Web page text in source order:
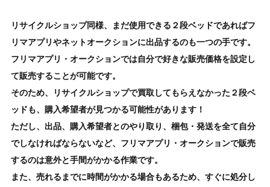
リサイクルショップ同様、まだ使用できる ２段ベッドであればフ
リマアプリやネットオークションに出品するのも一つの手です。
フリマアプリ・オークションでは自分で好きな販売価格を設定し
て販売することが可能です。
そのため、リサイクルショップで買取してもらえなかった ２段ベ
ッドも、購入希望者が見つかる可能性があります！
ただし、出品、購入希望者とのやり取り、梱包・発送を全て自分
でしなければならないなど、フリマアプリ・オークションで販売
するのは意外と手間がかかる作業です。
また、売れるまでに時間がかかる場合もあるため、すぐに処分し